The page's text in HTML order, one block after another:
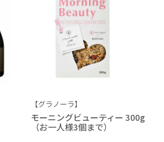
【グラノーラ】
モーニングビューティー 300g
（お一人様3個まで）